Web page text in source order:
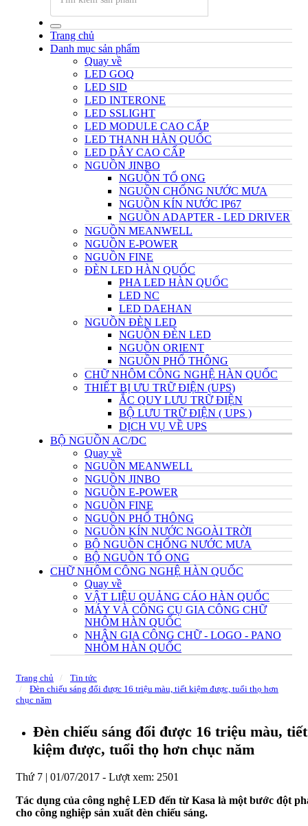
Trang chủ
Danh mục sản phẩm
Quay về
LED GOQ
LED SID
LED INTERONE
LED SSLIGHT
LED MODULE CAO CẤP
LED THANH HÀN QUỐC
LED DÂY CAO CẤP
NGUỒN JINBO
NGUỒN TỔ ONG
NGUỒN CHỐNG NƯỚC MƯA
NGUỒN KÍN NƯỚC IP67
NGUỒN ADAPTER - LED DRIVER
NGUỒN MEANWELL
NGUỒN E-POWER
NGUỒN FINE
ĐÈN LED HÀN QUỐC
PHA LED HÀN QUỐC
LED NC
LED DAEHAN
NGUỒN ĐÈN LED
NGUỒN ĐÈN LED
NGUỒN ORIENT
NGUỒN PHỔ THÔNG
CHỮ NHÔM CÔNG NGHỆ HÀN QUỐC
THIẾT BỊ ƯU TRỮ ĐIỆN (UPS)
ẮC QUY LƯU TRỮ ĐIỆN
BỘ LƯU TRỮ ĐIỆN ( UPS )
DỊCH VỤ VỀ UPS
BỘ NGUỒN AC/DC
Quay về
NGUỒN MEANWELL
NGUỒN JINBO
NGUỒN E-POWER
NGUỒN FINE
NGUỒN PHỔ THÔNG
NGUỒN KÍN NƯỚC NGOÀI TRỜI
BỘ NGUỒN CHỐNG NƯỚC MƯA
BỘ NGUỒN TỔ ONG
CHỮ NHÔM CÔNG NGHỆ HÀN QUỐC
Quay về
VẬT LIỆU QUẢNG CÁO HÀN QUỐC
MÁY VÀ CÔNG CỤ GIA CÔNG CHỮ
NHÔM HÀN QUỐC
NHẬN GIA CÔNG CHỮ - LOGO - PANO
NHÔM HÀN QUỐC
Trang chủ
Tin tức
Đèn chiếu sáng đổi được 16 triệu màu, tiết kiệm được, tuổi thọ hơn
chục năm
Đèn chiếu sáng đổi được 16 triệu màu, tiết
kiệm được, tuổi thọ hơn chục năm
Thứ 7 | 01/07/2017 - Lượt xem: 2501
Tác dụng của công nghệ LED đến từ Kasa là một bước đột
cho công nghiệp sản xuất đèn chiếu sáng.